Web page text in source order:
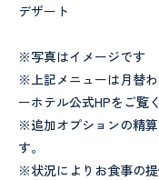
デザート
※写真はイメージです
※上記メニューは月替
ーホテル公式HPをご覧
※追加オプションの精
す。
※状況によりお食事の